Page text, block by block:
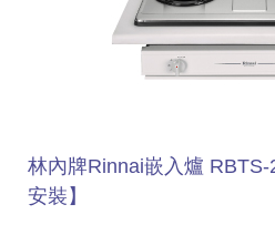
林內牌Rinnai嵌入爐
安裝】